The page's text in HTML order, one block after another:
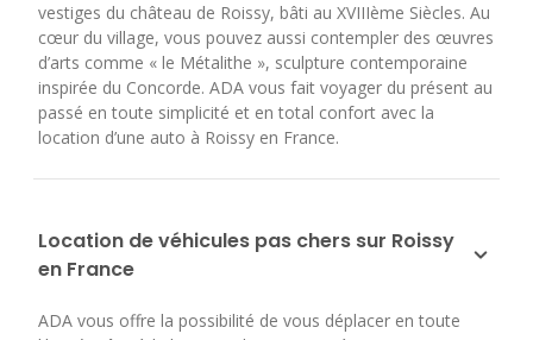
vestiges du château de Roissy, bâti au XVIIIème Siècles. Au
cœur du village, vous pouvez aussi contempler des œuvres
d’arts comme « le Métalithe », sculpture contemporaine
inspirée du Concorde. ADA vous fait voyager du présent au
passé en toute simplicité et en total confort avec la
location d’une auto à Roissy en France.
Location de véhicules pas chers sur Roissy
en France
ADA vous offre la possibilité de vous déplacer en toute